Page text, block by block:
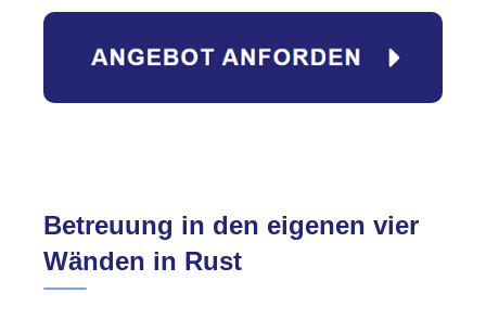
Betreuung in den eigenen vier
Wänden in Rust